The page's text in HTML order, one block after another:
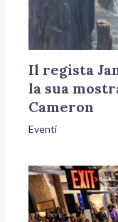
Il regista
la sua
Cameron
Eventi